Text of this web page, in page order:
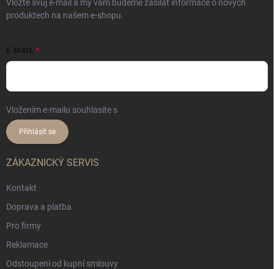
Vložte svůj e-mail a my vám budeme zasílat informace o nových
produktech na našem e-shopu.
E-MAIL
Vložením e-mailu souhlasíte s
Přihlásit se
ZÁKAZNICKÝ SERVIS
Kontakt
Doprava a platba
Pro firmy
Reklamace
Odstoupení od kupní smlouvy